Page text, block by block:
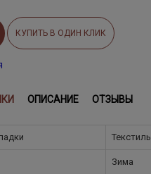
КУПИТЬ В ОДИН КЛИК
ОПИСАНИЕ ОТЗЫВЫ
Текстиль
Зима